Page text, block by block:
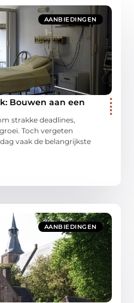
AANBIEDINGEN
Bouwen aan een
strakke deadlines,
Toch vergeten
vaak de belangrijkste
AANBIEDINGEN